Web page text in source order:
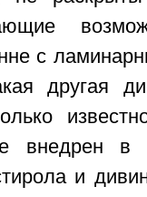
с
другая
внедрен в
и